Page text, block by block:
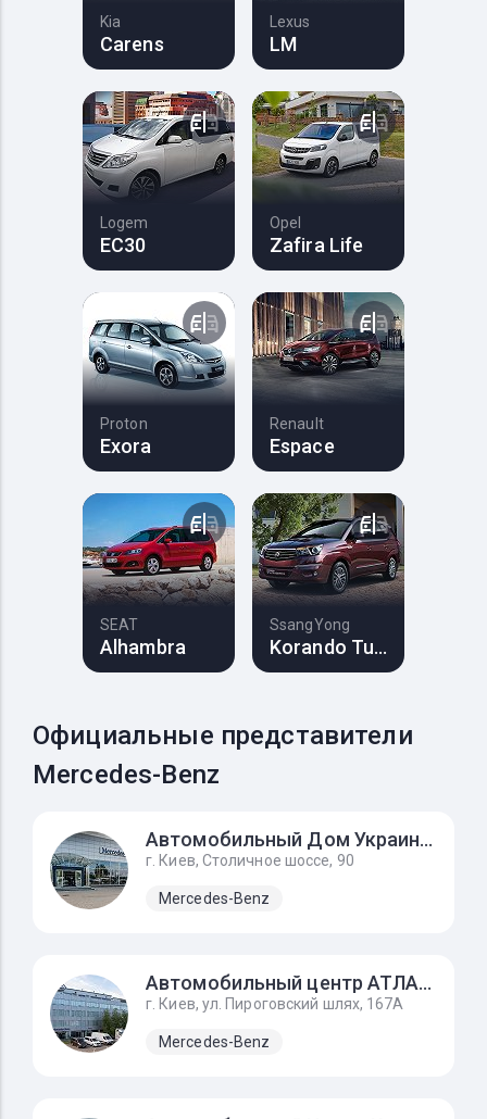
Kia
Carens
Lexus
LM
Logem
EC30
Opel
Zafira Life
Proton
Exora
Renault
Espace
SEAT
Alhambra
SsangYong
Korando Turismo
Официальные представители
Mercedes-Benz
Автомобильный Дом Украина-Мерседес Бенц
г. Киев, Столичное шоссе, 90
Mercedes-Benz
Автомобильный центр АТЛАНТ
г. Киев, ул. Пироговский шлях, 167А
Mercedes-Benz